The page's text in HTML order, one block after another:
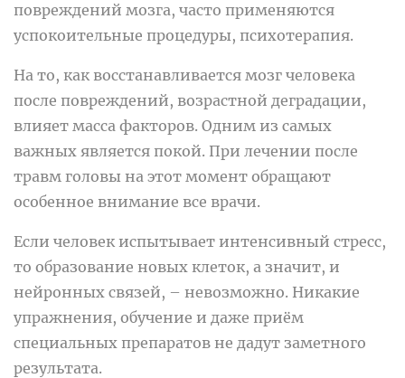
повреждений мозга, часто применяются
успокоительные процедуры, психотерапия.
На то, как восстанавливается мозг человека
после повреждений, возрастной деградации,
влияет масса факторов. Одним из самых
важных является покой. При лечении после
травм головы на этот момент обращают
особенное внимание все врачи.
Если человек испытывает интенсивный стресс,
то образование новых клеток, а значит, и
нейронных связей, – невозможно. Никакие
упражнения, обучение и даже приём
специальных препаратов не дадут заметного
результата.